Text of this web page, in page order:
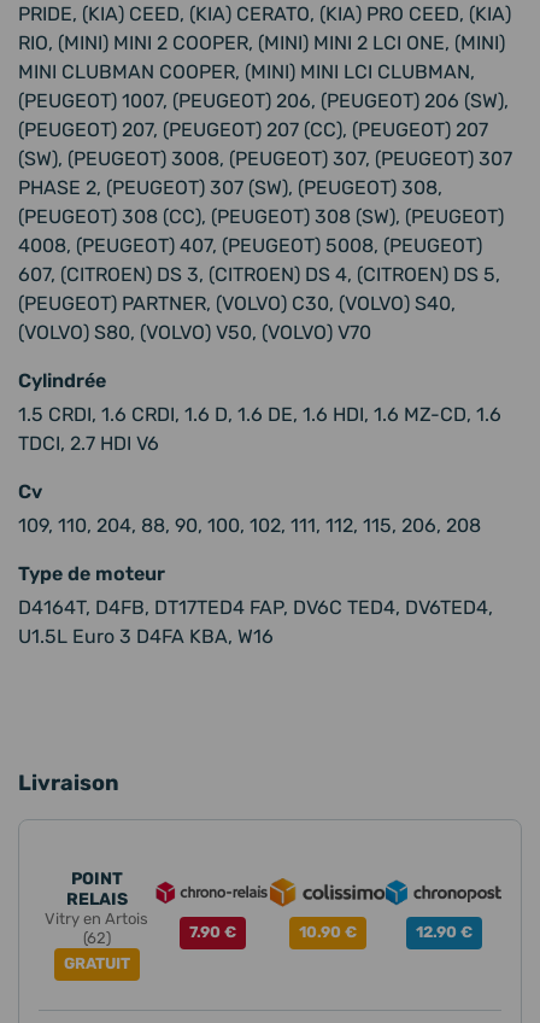
PRIDE, (KIA) CEED, (KIA) CERATO, (KIA) PRO CEED, (KIA)
RIO, (MINI) MINI 2 COOPER, (MINI) MINI 2 LCI ONE, (MINI)
MINI CLUBMAN COOPER, (MINI) MINI LCI CLUBMAN,
(PEUGEOT) 1007, (PEUGEOT) 206, (PEUGEOT) 206 (SW),
(PEUGEOT) 207, (PEUGEOT) 207 (CC), (PEUGEOT) 207
(SW), (PEUGEOT) 3008, (PEUGEOT) 307, (PEUGEOT) 307
PHASE 2, (PEUGEOT) 307 (SW), (PEUGEOT) 308,
(PEUGEOT) 308 (CC), (PEUGEOT) 308 (SW), (PEUGEOT)
4008, (PEUGEOT) 407, (PEUGEOT) 5008, (PEUGEOT)
607, (CITROEN) DS 3, (CITROEN) DS 4, (CITROEN) DS 5,
(PEUGEOT) PARTNER, (VOLVO) C30, (VOLVO) S40,
(VOLVO) S80, (VOLVO) V50, (VOLVO) V70
Cylindrée
1.5 CRDI, 1.6 CRDI, 1.6 D, 1.6 DE, 1.6 HDI, 1.6 MZ-CD, 1.6
TDCI, 2.7 HDI V6
Cv
109, 110, 204, 88, 90, 100, 102, 111, 112, 115, 206, 208
Type de moteur
D4164T, D4FB, DT17TED4 FAP, DV6C TED4, DV6TED4,
U1.5L Euro 3 D4FA KBA, W16
Livraison
POINT
RELAIS
Vitry en Artois
(62)
GRATUIT
7.90 € 10.90 € 12.90 €